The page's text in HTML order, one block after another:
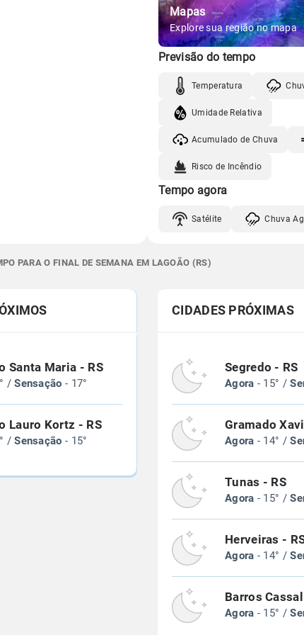
Mapas
Explore sua região no mapa
Previsão do tempo
Temperatura
Umidade Relativa
Acumulado de Chuva
Risco de Incêndio
Tempo agora
Satélite Chuva
PARA O FINAL DE SEMANA EM LAGOÃO (RS)
Santa Maria - RS
/Sensação - 17°
Lauro Kortz - RS
/Sensação - 15°
CIDADES PRÓXIMAS
Segredo - RS
Agora - 15° /
Gramado
Agora - 14° /
Tunas - RS
Agora - 15° /
Herveiras -
Agora - 14° /
Barros
Agora - 15° /